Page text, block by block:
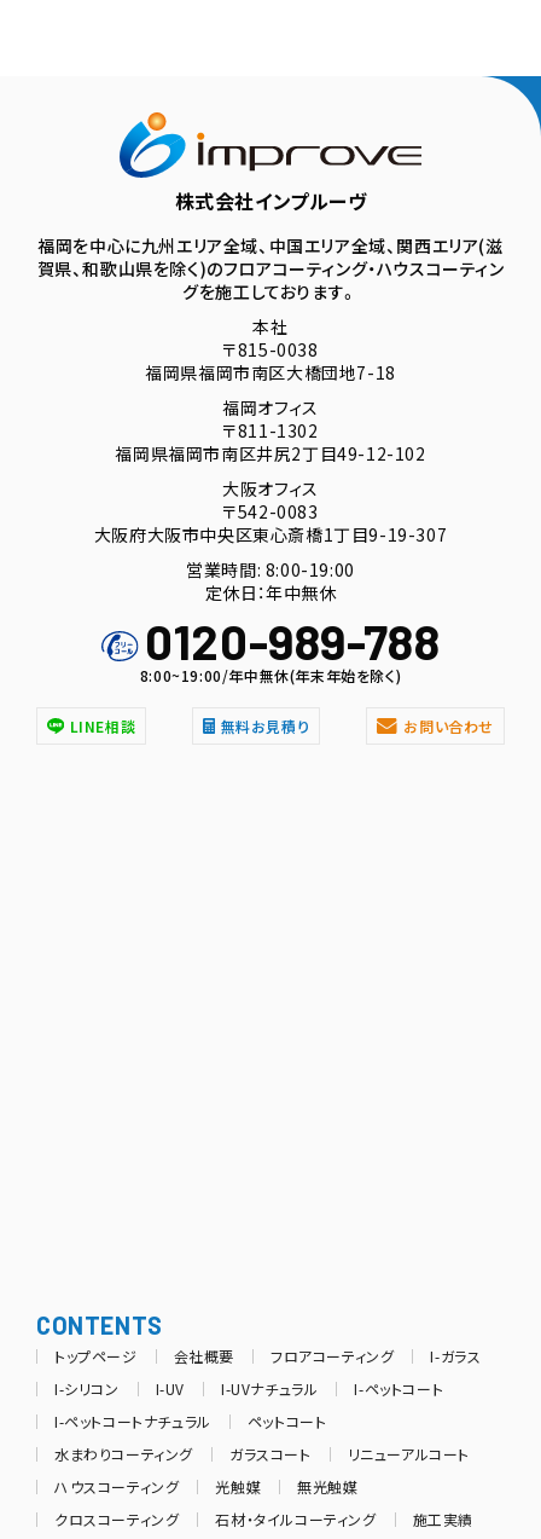
株式会社インプルーヴ
福岡を中心に九州エリア全域、中国エリア全域、関西エリア(滋
賀県、和歌山県を除く)のフロアコーティング・ハウスコーティン
グを施工しております。
本社
〒815-0038
福岡県福岡市南区大橋団地7-18
福岡オフィス
〒811-1302
福岡県福岡市南区井尻2丁目49-12-102
大阪オフィス
〒542-0083
大阪府大阪市中央区東心斎橋1丁目9-19-307
営業時間: 8:00-19:00
定休日：年中無休
0120-989-788
8:00~19:00/年中無休(年末年始を除く)
LINE相談 無料お見積り お問い合わせ
CONTENTS
トップページ 会社概要 フロアコーティング
I-ガラス
I-シリコン
I-UV I-UVナチュラル
I-ペットコート
I-ペットコートナチュラル
ペットコート
水まわりコーティング
ガラスコート
リニューアルコート
ハウスコーティング
光触媒
無光触媒
クロスコーティング
石材・タイルコーティング 施工実績